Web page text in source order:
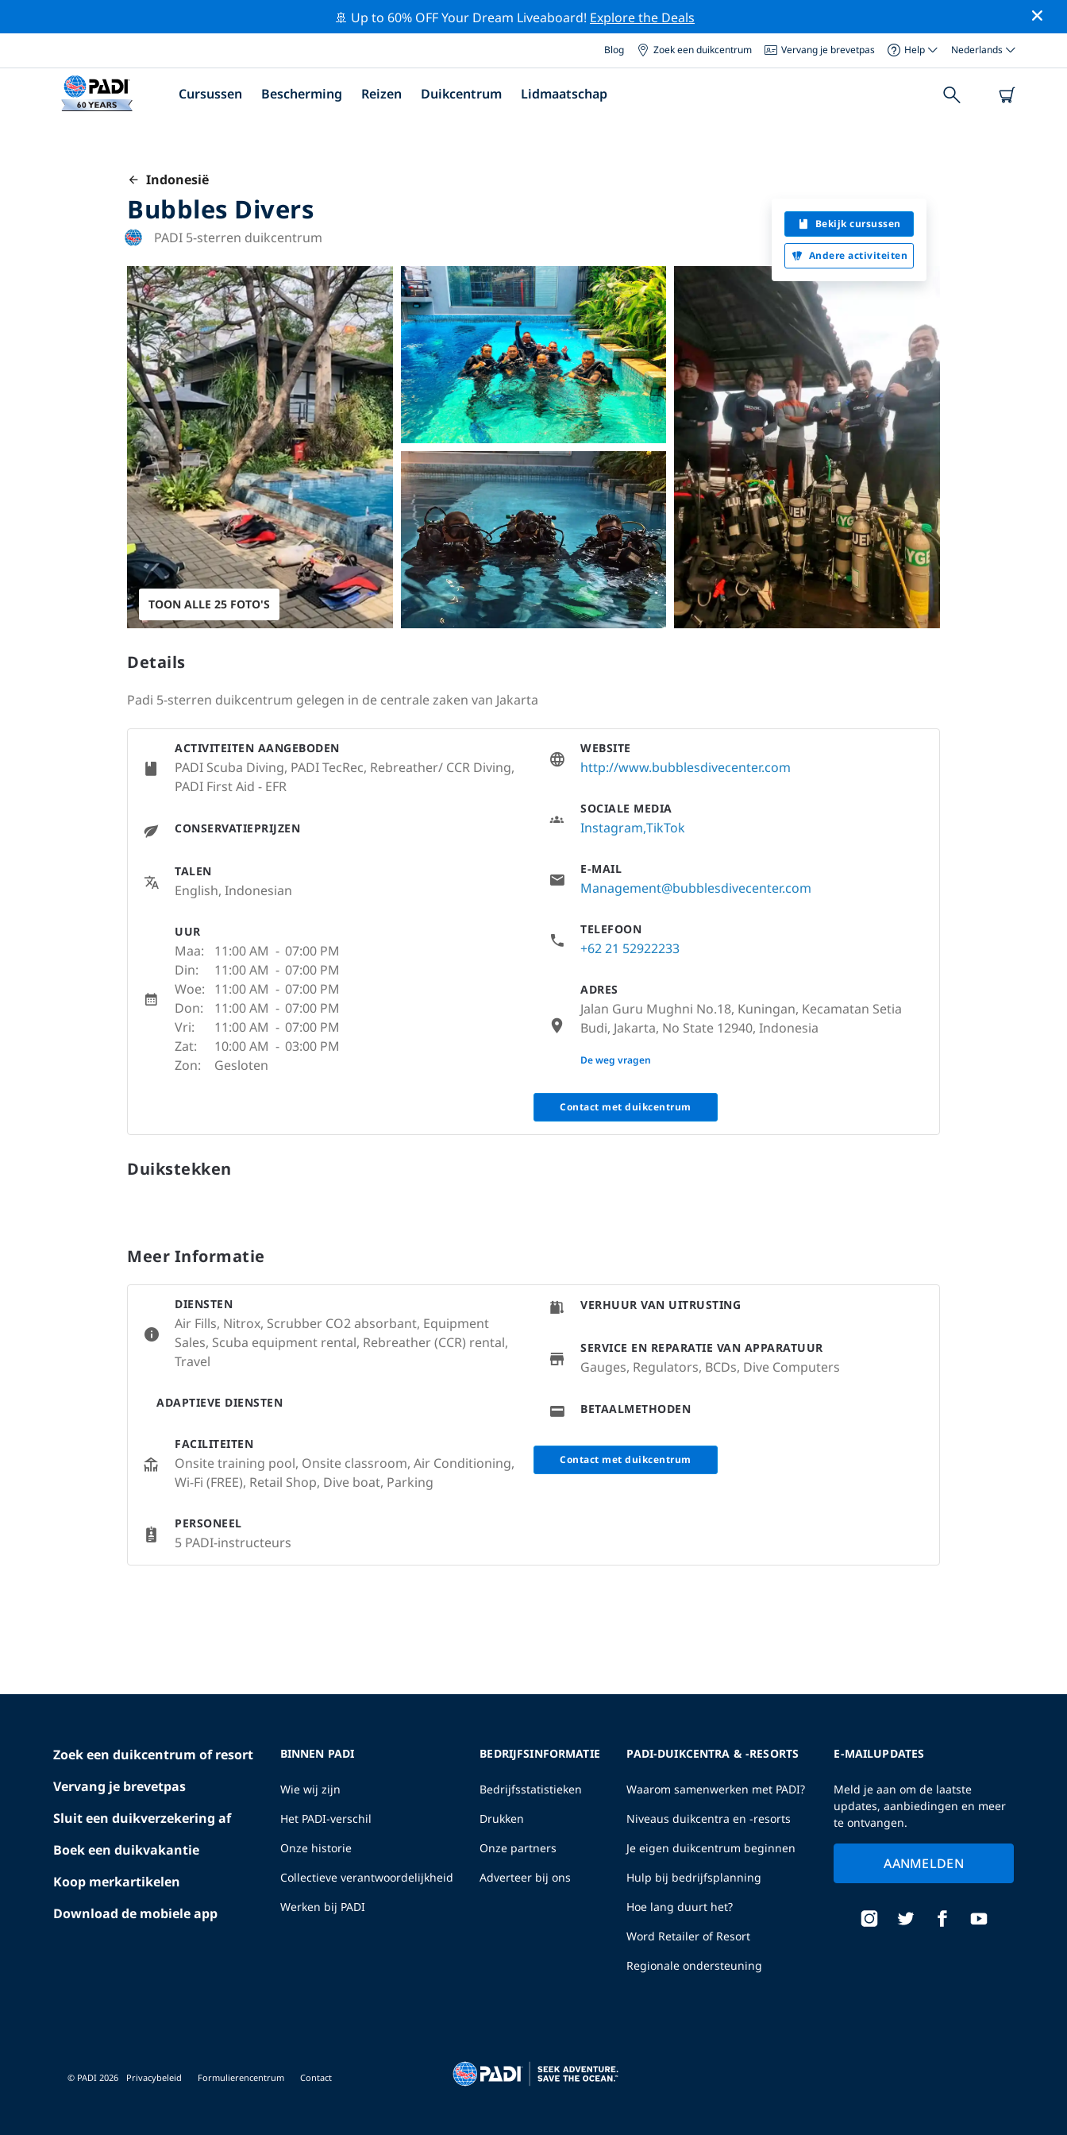
🚢 Up to 60% OFF Your Dream Liveaboard! Explore the Deals
Blog Zoek een duikcentrum Vervang je brevetpas Help Nederlands
Cursussen Bescherming Reizen Duikcentrum Lidmaatschap
Indonesië
Bubbles Divers
PADI 5-sterren duikcentrum
Bekijk cursussen
Andere activiteiten
TOON ALLE 25 FOTO'S
Details
Padi 5-sterren duikcentrum gelegen in de centrale zaken van Jakarta
ACTIVITEITEN AANGEBODEN
PADI Scuba Diving, PADI TecRec, Rebreather/ CCR Diving,
PADI First Aid - EFR
CONSERVATIEPRIJZEN
TALEN
English, Indonesian
UUR
Maa: 11:00 AM - 07:00 PM
Din:
11:00 AM - 07:00 PM
Woe:
11:00 AM - 07:00 PM
Don:
11:00 AM - 07:00 PM
Vri:
11:00 AM - 07:00 PM
Zat:
10:00 AM - 03:00 PM
Zon:
Gesloten
WEBSITE
http://www.bubblesdivecenter.com
SOCIALE MEDIA
Instagram TikTok
E-MAIL
Management@bubblesdivecenter.com
TELEFOON
+62 21 52922233
ADRES
Jalan Guru Mughni No.18, Kuningan, Kecamatan Setia
Budi, Jakarta, No State 12940, Indonesia
None
De weg vragen
Contact met duikcentrum
Duikstekken
Meer Informatie
DIENSTEN
Air Fills, Nitrox, Scrubber CO2 absorbant, Equipment
Sales, Scuba equipment rental, Rebreather (CCR) rental,
Travel
ADAPTIEVE DIENSTEN
FACILITEITEN
Onsite training pool, Onsite classroom, Air Conditioning,
Wi-Fi (FREE), Retail Shop, Dive boat, Parking
PERSONEEL
5 PADI-instructeurs
VERHUUR VAN UITRUSTING
SERVICE EN REPARATIE VAN APPARATUUR
Gauges, Regulators, BCDs, Dive Computers
BETAALMETHODEN
Contact met duikcentrum
Zoek een duikcentrum of resort
Vervang je brevetpas
Sluit een duikverzekering af
Boek een duikvakantie
Koop merkartikelen
Download de mobiele app
BINNEN PADI
Wie wij zijn
Het PADI-verschil
Onze historie
Collectieve verantwoordelijkheid
Werken bij PADI
BEDRIJFSINFORMATIE
Bedrijfsstatistieken
Drukken
Onze partners
Adverteer bij ons
PADI-DUIKCENTRA & -RESORTS
Waarom samenwerken met PADI?
Niveaus duikcentra en -resorts
Je eigen duikcentrum beginnen
Hulp bij bedrijfsplanning
Hoe lang duurt het?
Word Retailer of Resort
Regionale ondersteuning
E-MAILUPDATES
Meld je aan om de laatste
updates, aanbiedingen en meer
te ontvangen.
AANMELDEN
© PADI 2026 Privacybeleid Formulierencentrum Contact